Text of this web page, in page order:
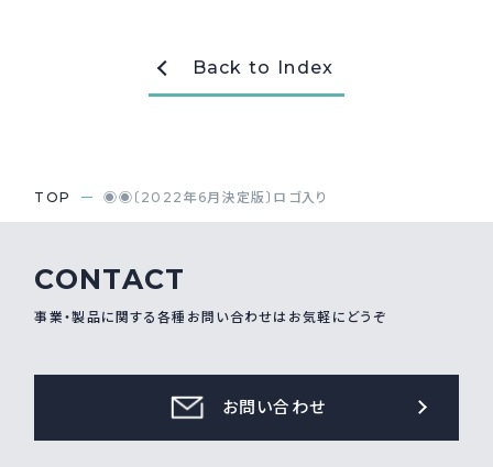
webカタログ
Back to Index
TOP ◉◉〔2022年6月決定版〕ロゴ入り
CONTACT
事業・製品に関する各種お問い合わせはお気軽にどうぞ
お問い合わせ